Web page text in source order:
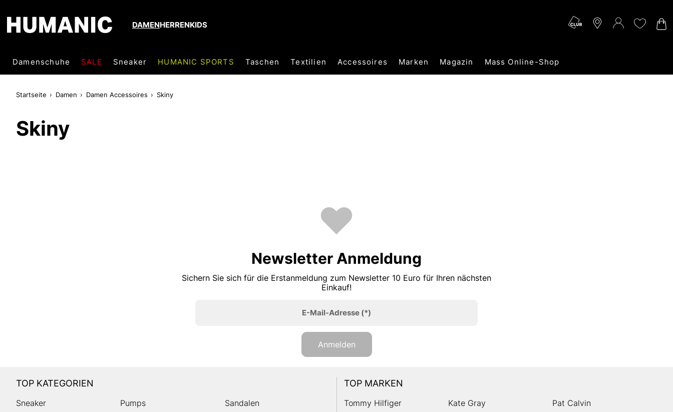
DAMENHERRENKIDS
Damenschuhe SALE Sneaker HUMANIC SPORTS Taschen Textilien Accessoires Marken Magazin Mass Online-Shop
Startseite Damen Damen Accessoires Skiny
Skiny
Newsletter Anmeldung
Sichern Sie sich für die Erstanmeldung zum Newsletter 10 Euro für Ihren nächsten
Einkauf!
E-Mail-Adresse(*)
Anmelden
TOP KATEGORIEN
Sneaker Pumps
Sandalen
TOP MARKEN
Tommy Hilfiger Kate Gray
Pat Calvin